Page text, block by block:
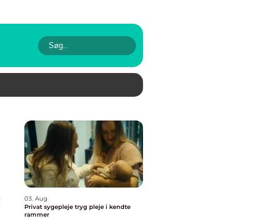
03. Aug
Privat sygepleje tryg pleje i kendte
rammer